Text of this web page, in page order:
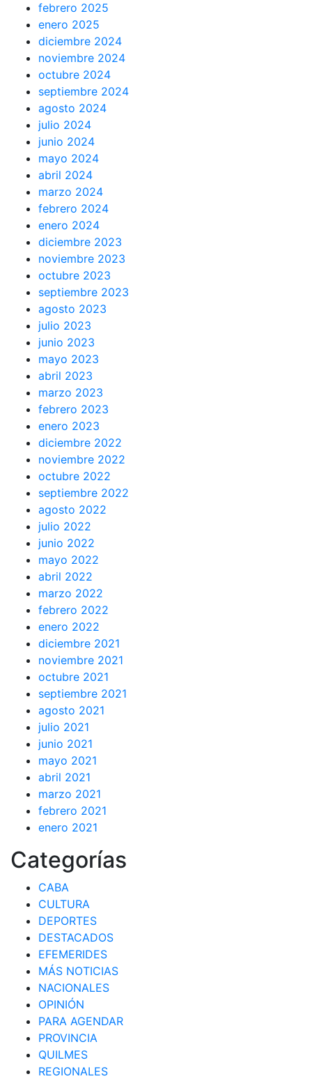
febrero 2025
enero 2025
diciembre 2024
noviembre 2024
octubre 2024
septiembre 2024
agosto 2024
julio 2024
junio 2024
mayo 2024
abril 2024
marzo 2024
febrero 2024
enero 2024
diciembre 2023
noviembre 2023
octubre 2023
septiembre 2023
agosto 2023
julio 2023
junio 2023
mayo 2023
abril 2023
marzo 2023
febrero 2023
enero 2023
diciembre 2022
noviembre 2022
octubre 2022
septiembre 2022
agosto 2022
julio 2022
junio 2022
mayo 2022
abril 2022
marzo 2022
febrero 2022
enero 2022
diciembre 2021
noviembre 2021
octubre 2021
septiembre 2021
agosto 2021
julio 2021
junio 2021
mayo 2021
abril 2021
marzo 2021
febrero 2021
enero 2021
Categorías
CABA
CULTURA
DEPORTES
DESTACADOS
EFEMERIDES
MÁS NOTICIAS
NACIONALES
OPINIÓN
PARA AGENDAR
PROVINCIA
QUILMES
REGIONALES